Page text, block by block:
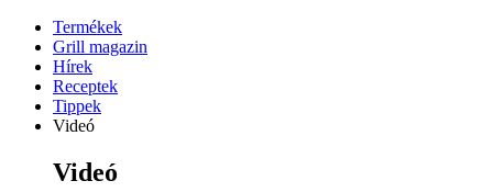
Termékek
Grill magazin
Hírek
Receptek
Tippek
Videó
Videó